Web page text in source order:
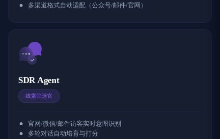
多渠道格式自动适配（公众号/邮件/官网）
SDR Agent
线索筛选官
官网/微信/邮件访客实时意图识别
多轮对话自动培育与打分